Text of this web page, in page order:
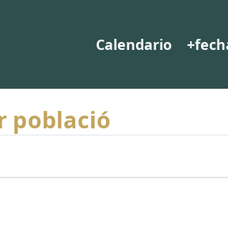
Calendario
població